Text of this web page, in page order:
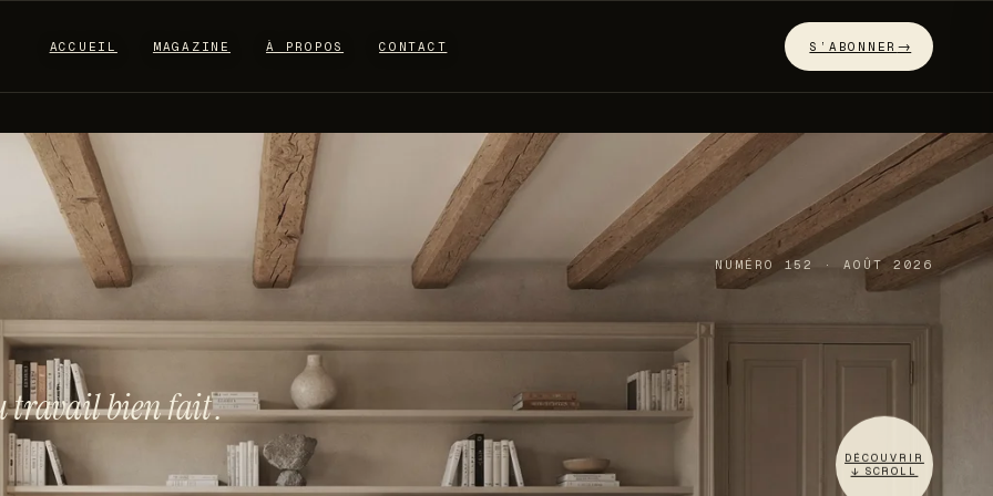
ACCUEIL MAGAZINE À PROPOS CONTACT S’ABONNER
DÉCOUVRIR
↓︎ SCROLL
NUMÉRO 152 · AOÛT 2026
travail bienfait.